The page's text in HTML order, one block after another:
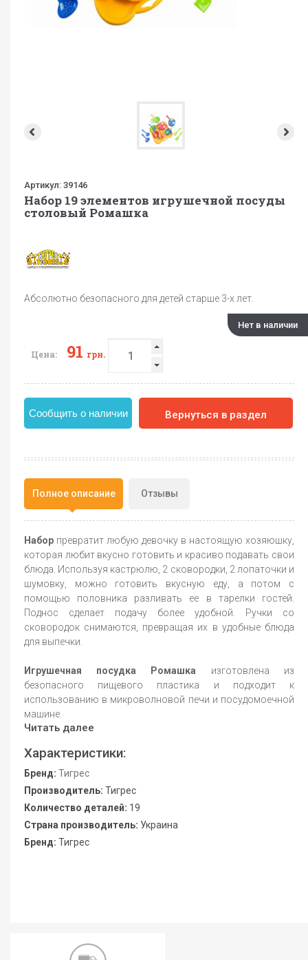
Артикул: 39146
Набор 19 элементов игрушечной посуды
столовый Ромашка
Абсолютно безопасного для детей старше 3-х лет.
Нет в наличии
Цена: 91 грн.
Сообщить о наличии Вернуться в раздел
Полное описание Отзывы
Набор превратит любую девочку в настоящую хозяюшку,
которая любит вкусно готовить и красиво подавать свои
блюда. Используя кастрюлю, 2 сковородки, 2 лопаточки и
шумовку, можно готовить вкусную еду, а потом с
помощью половника разливать ее в тарелки гостей.
Поднос сделает подачу более удобной. Ручки со
сковородок снимаются, превращая их в удобные блюда
для выпечки.
Игрушечная посудка Ромашка изготовлена из
безопасного пищевого пластика и подходит к
использованию в микроволновой печи и посудомоечной
машине.
Читать далее
Характеристики:
Бренд: Тигрес
Производитель: Тигрес
Количество деталей: 19
Страна производитель: Украина
Бренд: Тигрес